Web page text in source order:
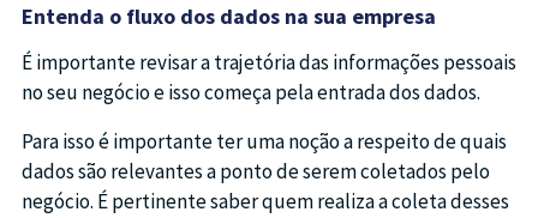
Entenda o fluxo dos dados na sua empresa
É importante revisar a trajetória das informações pessoais
no seu negócio e isso começa pela entrada dos dados.
Para isso é importante ter uma noção a respeito de quais
dados são relevantes a ponto de serem coletados pelo
negócio. É pertinente saber quem realiza a coleta desses